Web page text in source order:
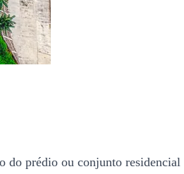
do prédio ou conjunto